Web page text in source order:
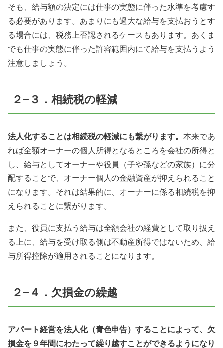
そも、給与額の決定には仕事の実態に伴った水準を考慮す
る必要があります。あまりにも過大な給与を支払おうとす
る場合には、税務上否認されるケースもあります。あくま
でも仕事の実態に伴った許容範囲内にて給与を支払うよう
注意しましょう。
２−３．相続税の軽減
法人化することは相続税の軽減にも繋がります。 本来であ
れば全額オーナーの個人所得となるところを会社の所得と
し、給与としてオーナーや役員（子や孫などの家族）に分
配することで、オーナー個人の金融資産が抑えられること
になります。それは結果的に、オーナーに係る相続税を抑
えられることに繋がります。
また、役員に支払う給与は全額会社の経費として取り扱え
る上に、給与を受け取る側は不動産所得ではないため、給
与所得控除が適用されることになります。
２−４．欠損金の繰越
アパート経営を法人化（青色申告）することによって、欠
損金を９年間にわたって繰り越すことができるようになり